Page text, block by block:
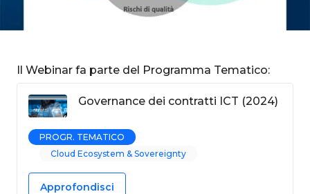
Il Webinar fa parte del Programma Tematico:
Governance dei contratti ICT (2024)
PROGR. TEMATICO
Cloud Ecosystem & Sovereignty
Approfondisci